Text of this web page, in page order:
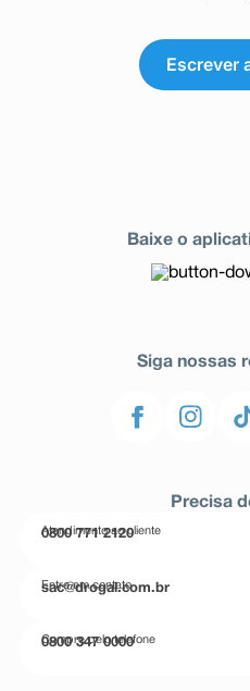
Escrever
Baixe o
Siga nossas
Precisa
Atendimento ao cliente
0800 771 2120
Entre em contato
sac@drogal.com.br
Compre pelo telefone
0800 347 0000